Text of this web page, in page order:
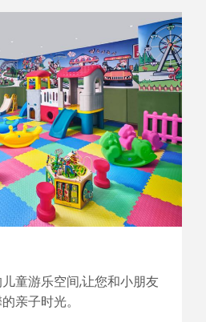
童游乐空间,让您和小朋友
亲子时光。